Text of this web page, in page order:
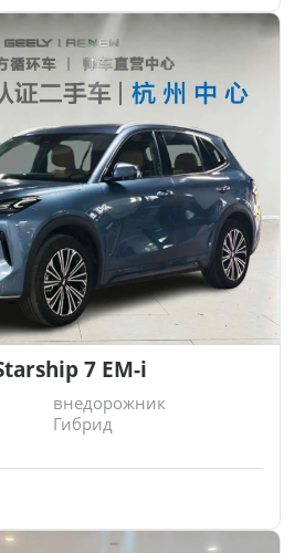
7 EM-i
внедорожник
Гибрид